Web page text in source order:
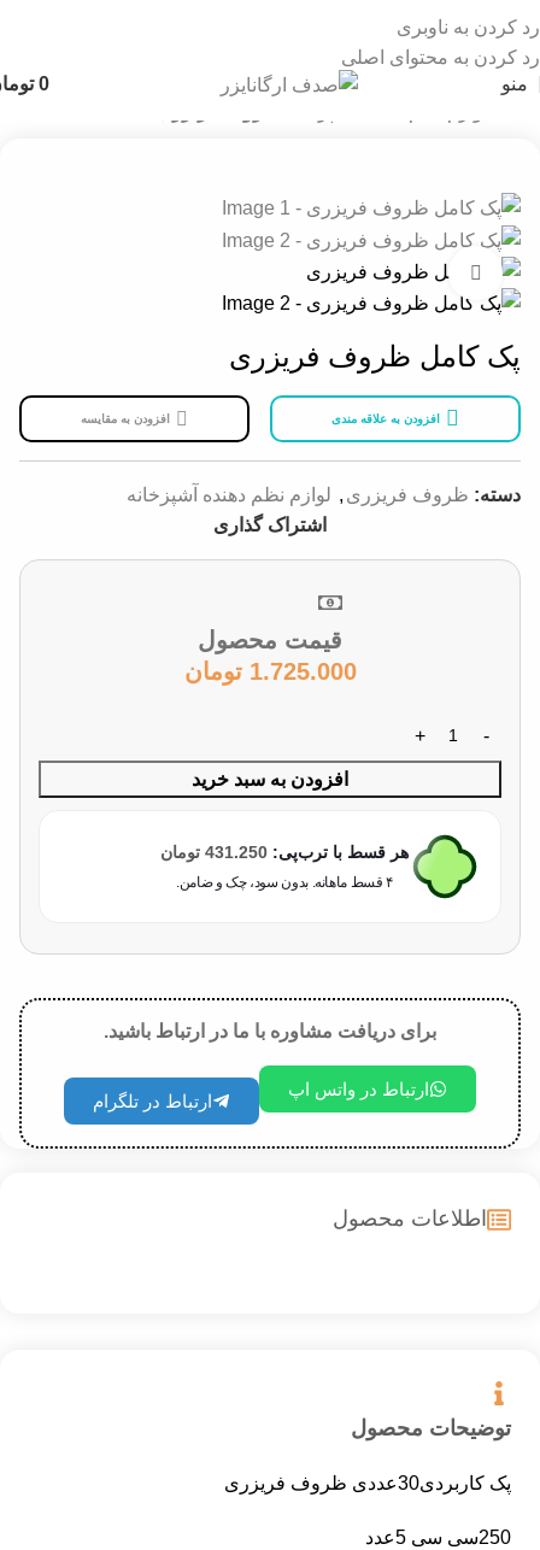
رد کردن به ناوبری
رد کردن به محتوای اصلی
منو
0
بزرگنمایی تصویر
پک کامل ظروف فریزری
افزودن به علاقه مندی افزودن به مقایسه
دسته: ظروف فریزری , لوازم نظم دهنده آشپزخانه
اشتراک گذاری
قیمت محصول
1.725.000 تومان
افزودن به سبد خرید
هر قسط با ترب‌پی: 431.250 تومان
۴ قسط ماهانه. بدون سود، چک و ضامن.
برای دریافت مشاوره با ما در ارتباط باشید.
ارتباط در واتس اپ
ارتباط در تلگرام
توضیحات محصول
پک کاربردی30عددی ظروف فریزری
250سی سی 5عدد
اطلاعات محصول